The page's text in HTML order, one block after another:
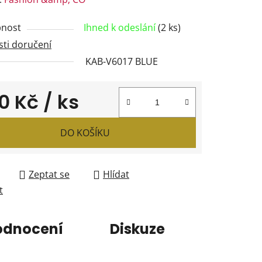
Ihned k odeslání(2 ks)
doručení
KAB-V6017 BLUE
Kč / ks
cena:
DO KOŠÍKU
Zeptat se
Hlídat
Diskuze